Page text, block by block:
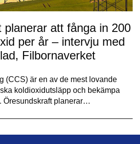
planerar att fånga in 200
per år – intervju med
Filbornaverket
(CCS) är en av de mest lovande
koldioxidutsläpp och bekämpa
Öresundskraft planerar…